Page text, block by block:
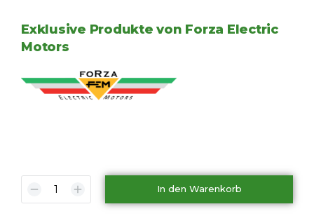
Exklusive Produkte von Forza Electric
Motors
In den Warenkorb